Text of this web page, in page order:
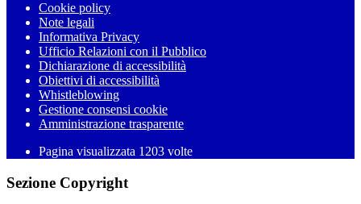
Cookie policy
Note legali
Informativa Privacy
Ufficio Relazioni con il Pubblico
Dichiarazione di accessibilità
Obiettivi di accessibilità
Whistleblowing
Gestione consensi cookie
Amministrazione trasparente
Pagina visualizzata 1203 volte
Sezione Copyright